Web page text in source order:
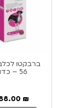
56 – כדור
₪